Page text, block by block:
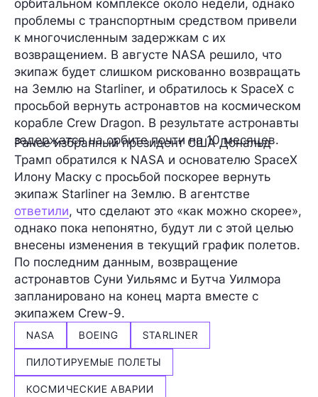
орбитальном комплексе около недели, однако
проблемы с транспортным средством привели
к многочисленным задержкам с их
возвращением. В августе NASA решило, что
экипаж будет слишком рискованно возвращать
на Землю на Starliner, и обратилось к SpaceX с
просьбой вернуть астронавтов на космическом
корабле Crew Dragon. В результате астронавты
задержатся на орбите почти на 10 месяцев.
Ранее избранный президент США Дональд
Трамп обратился к NASA и основателю SpaceX
Илону Маску с просьбой поскорее вернуть
экипаж Starliner на Землю. В агентстве
ответили, что сделают это «как можно скорее»,
однако пока непонятно, будут ли с этой целью
внесены изменения в текущий график полетов.
По последним данным, возвращение
астронавтов Суни Уильямс и Бутча Уилмора
запланировано на конец марта вместе с
экипажем Crew-9.
NASA BOEING STARLINER
ПИЛОТИРУЕМЫЕ ПОЛЕТЫ
КОСМИЧЕСКИЕ АВАРИИ